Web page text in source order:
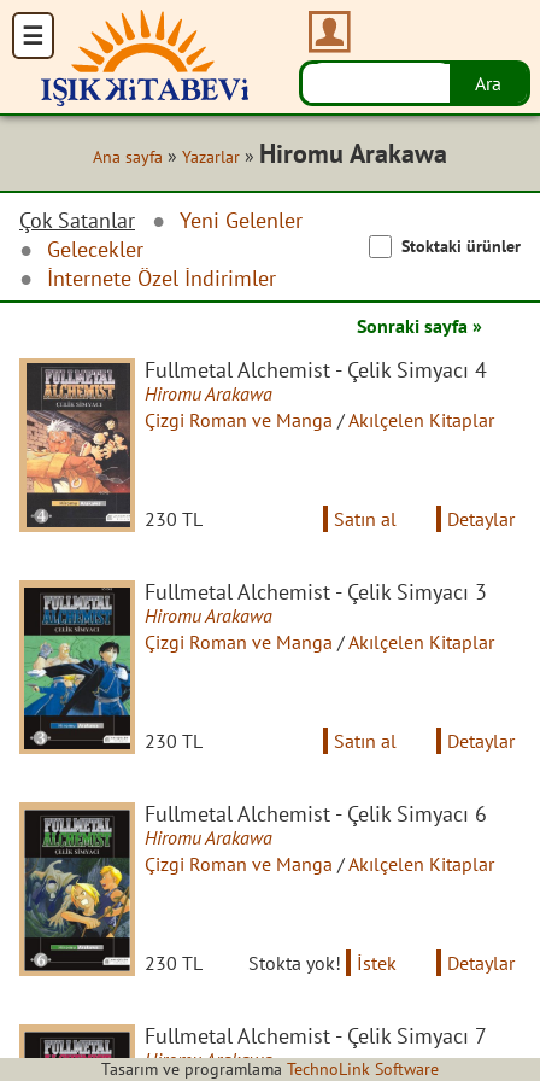
Ana sayfa » Yazarlar » Hiromu Arakawa
Çok Satanlar
Yeni Gelenler
Gelecekler
İnternete Özel İndirimler
Stoktaki ürünler
Sonraki sayfa »
Fullmetal Alchemist - Çelik Simyacı 4
Hiromu Arakawa
Çizgi Roman ve Manga /Akılçelen Kitaplar
230 TL Satın al Detaylar
Fullmetal Alchemist - Çelik Simyacı 3
Hiromu Arakawa
Çizgi Roman ve Manga /Akılçelen Kitaplar
230 TL Satın al Detaylar
Fullmetal Alchemist - Çelik Simyacı 6
Hiromu Arakawa
Çizgi Roman ve Manga /Akılçelen Kitaplar
230 TL Stokta yok! İstek Detaylar
Fullmetal Alchemist - Çelik Simyacı 7
Hiromu Arakawa
Tasarım ve programlama TechnoLink Software